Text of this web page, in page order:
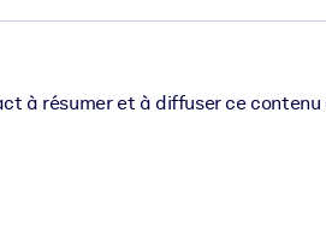
à résumer et à diffuser ce